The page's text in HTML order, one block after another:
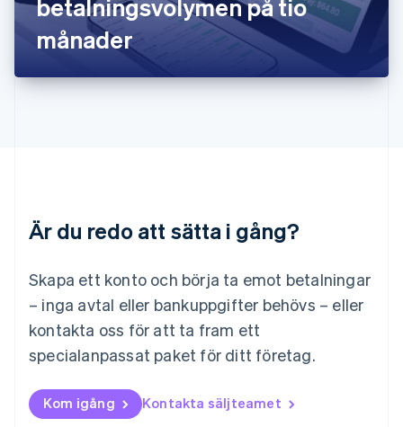
betalningsvolymen på tio
månader
Är du redo att sätta i gång?
Skapa ett konto och börja ta emot betalningar
– inga avtal eller bankuppgifter behövs – eller
kontakta oss för att ta fram ett
specialanpassat paket för ditt företag.
Kom igång Kontakta säljteamet
Liechtenstein
Deutsch English
Litauen
Luxemburg
Nederländerna
Norge
English
Nya Zeeland
English
English
Português English
Rumänien